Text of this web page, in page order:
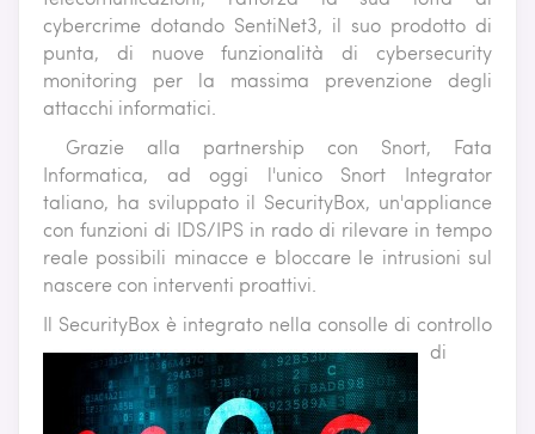
cybercrime dotando SentiNet3, il suo prodotto di
punta, di nuove funzionalità di cybersecurity
monitoring per la massima prevenzione degli
attacchi informatici.
Grazie alla partnership con Snort, Fata
Informatica, ad oggi l'unico Snort Integrator
taliano, ha sviluppato il SecurityBox, un'appliance
con funzioni di IDS/IPS in rado di rilevare in tempo
reale possibili minacce e bloccare le intrusioni sul
nascere con interventi proattivi.
Il SecurityBox è integrato nella consolle di controllo
di